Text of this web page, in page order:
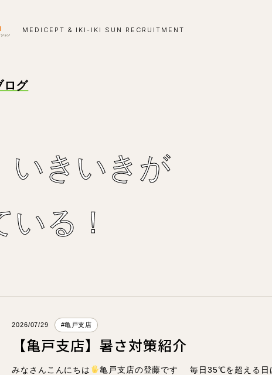
MEDICEPT & IKI-IKI SUN RECRUITMENT
ログ
いきいきが
る！
2026/07/29 #亀戸支店
【亀戸支店】暑さ対策紹介
みなさんこんにちは 亀戸支店の登藤です 毎日35℃を超える日